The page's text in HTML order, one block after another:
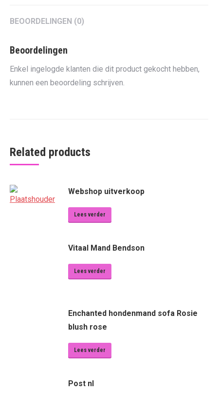
BEOORDELINGEN (0)
Beoordelingen
Enkel ingelogde klanten die dit product gekocht hebben,
kunnen een beoordeling schrijven.
Related products
Webshop uitverkoop
Lees verder
Vitaal Mand Bendson
Lees verder
Enchanted hondenmand sofa Rosie
blush rose
Lees verder
Post nl